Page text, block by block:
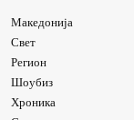
Македонија
Свет
Регион
Шоубиз
Хроника